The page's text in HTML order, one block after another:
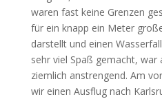
waren fast keine Grenzen
für ein knapp ein Meter
darstellt und einen
sehr viel Spaß gemacht, war
ziemlich anstrengend. Am
wir einen Ausflug nach